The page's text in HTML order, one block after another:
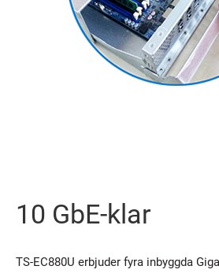
10 GbE-klar
TS-EC880U erbjuder fyra inbyggda